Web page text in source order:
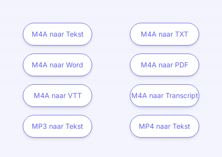
M4A naar Tekst M4A naar TXT
M4A naar Word M4A naar PDF
M4A naar VTT M4A naar Transcript
MP3 naar Tekst MP4 naar Tekst